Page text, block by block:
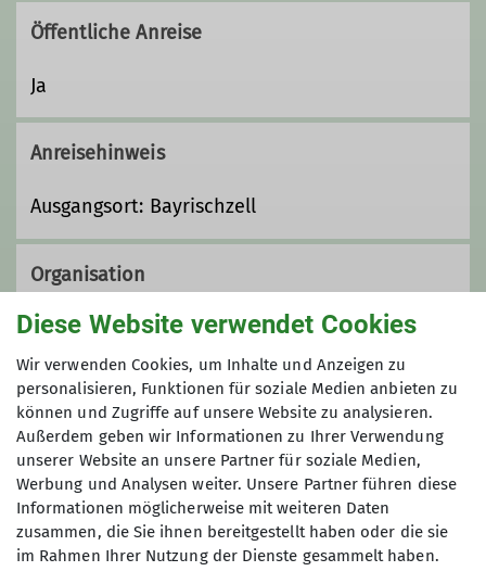
Öffentliche Anreise
Ja
Anreisehinweis
Ausgangsort: Bayrischzell
Organisation
Werner Schindler
0173 2303423
werner.schindler@alpenverein-
zorneding.de
Diese Website verwendet Cookies
Wir verwenden Cookies, um Inhalte und Anzeigen zu
personalisieren, Funktionen für soziale Medien anbieten zu
können und Zugriffe auf unsere Website zu analysieren.
Außerdem geben wir Informationen zu Ihrer Verwendung
unserer Website an unsere Partner für soziale Medien,
Werbung und Analysen weiter. Unsere Partner führen diese
Informationen möglicherweise mit weiteren Daten
zusammen, die Sie ihnen bereitgestellt haben oder die sie
im Rahmen Ihrer Nutzung der Dienste gesammelt haben.